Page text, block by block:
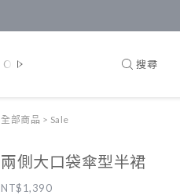
Onepiece Accessories 搜尋
全部商品 > Sale
兩側大口袋傘型半裙
NT$1,390